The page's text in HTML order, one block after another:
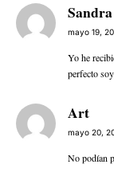
Sandra
mayo 19,
Yo he
perfecto
Art
mayo 20,
No podían